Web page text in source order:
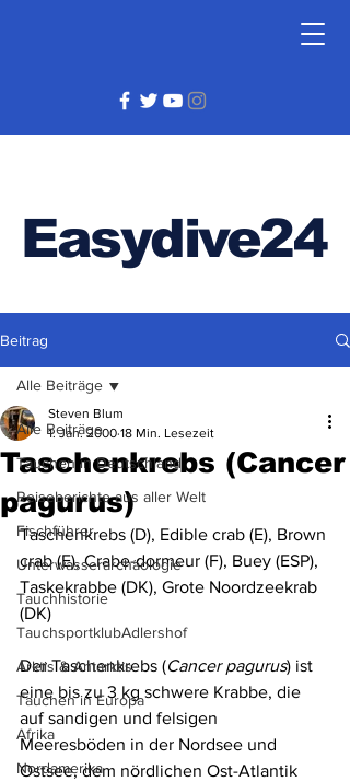
Easydive24
Beitrag
Alle Beiträge
Tauchen in Deutschland
Reiseberichte aus aller Welt
Fischführer
Unterwasserarchäologie
Tauchhistorie
TauchsportklubAdlershof
Arktis & Antarktis
Tauchen in Europa
Afrika
Nordamerika
Alle Beiträge
Taschenkrebs (Cancer
pagurus)
Steven Blum
1. Jan. 2000 18 Min. Lesezeit
Taschenkrebs (D), Edible crab (E), Brown
crab (E), Crabe-dormeur (F), Buey (ESP),
Taskekrabbe (DK), Grote Noordzeekrab
(DK)
Der Taschenkrebs (Cancer pagurus) ist
eine bis zu 3 kg schwere Krabbe, die
auf sandigen und felsigen
Meeresböden in der Nordsee und
Ostsee, dem nördlichen Ost-Atlantik